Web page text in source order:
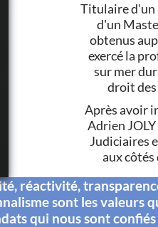
Titulaire d'un
d'un
obtenus
exercé la
sur mer
droit
Après avoir
Adrien
Judiciaires
aux
réactivité,
sont les valeurs
qui nous sont